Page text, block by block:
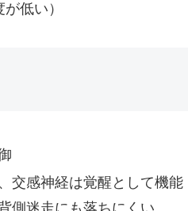
低い）
交感神経は覚醒として機能